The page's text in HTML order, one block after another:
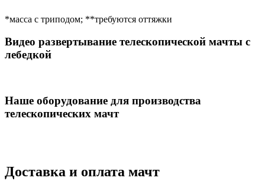
*масса с триподом; **требуются оттяжки
Видео развертывание телескопической мачты с
лебедкой
Наше оборудование для производства
телескопических мачт
Доставка и оплата мачт